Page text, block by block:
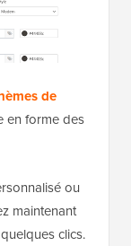
de
en forme des
ou
maintenant
clics.